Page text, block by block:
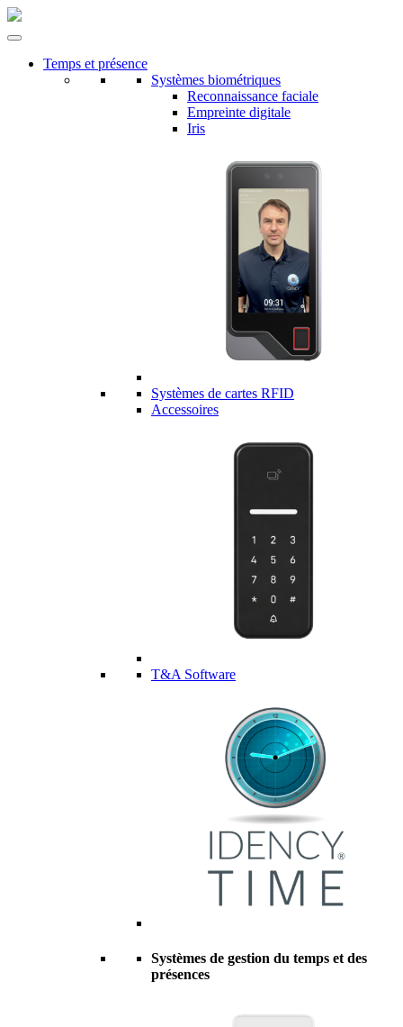
Temps et présence
Systèmes biométriques
Reconnaissance faciale
Empreinte digitale
Iris
Systèmes de cartes RFID
Accessoires
T&A Software
Systèmes de gestion du temps et des
présences